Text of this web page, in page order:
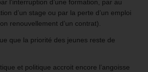
l’interruption d’une formation, par au
d’un stage ou par la perte d’un emploi
renouvellement d’un contrat).
que la priorité des jeunes reste de
et politique accroit encore l’angoisse